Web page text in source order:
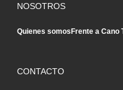
NOSOTROS
Quienes somosFrente a Cano
CONTACTO